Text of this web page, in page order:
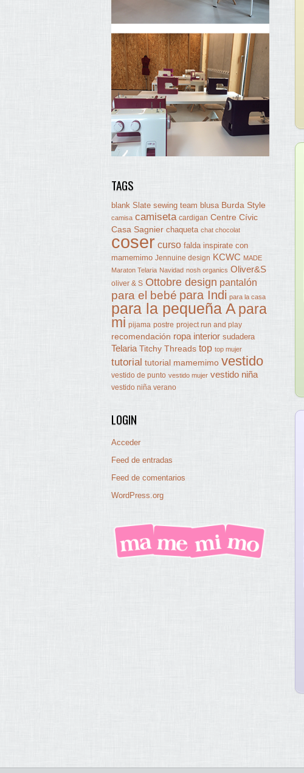
TAGS
blank Slate sewing team blusa Burda Style
camisa camiseta cardigan Centre Cívic
Casa Sagnier chaqueta chat chocolat
coser curso falda inspirate con
mamemimo Jennuine design KCWC MADE
Maraton Telaria Navidad nosh organics Oliver&S
oliver & S Ottobre design pantalón
para el bebé para Indi para la casa
para la pequeña A para
mi pijama postre project run and play
recomendación ropa interior sudadera
Telaria Titchy Threads top top mujer
tutorial tutorial mamemimo vestido
vestido de punto vestido mujer vestido niña
vestido niña verano
LOGIN
Acceder
Feed de entradas
Feed de comentarios
WordPress.org